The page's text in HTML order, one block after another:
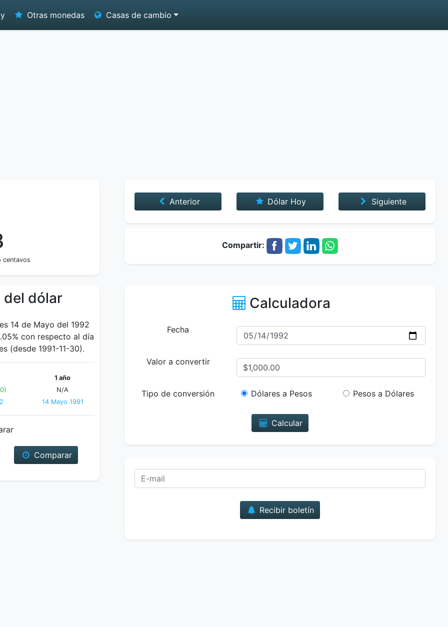
Otras monedas Casas de cambio
centavos
Anterior Dólar Hoy Siguiente
Compartir:
del dólar
14 de Mayo del 1992
con respecto al día
(desde 1991-11-30).
1 año
N/A
14 Mayo 1991
Comparar
Calculadora
Fecha
Valor a convertir
Tipo de conversión Dólares a Pesos Pesos a Dólares
Calcular
Recibir boletín